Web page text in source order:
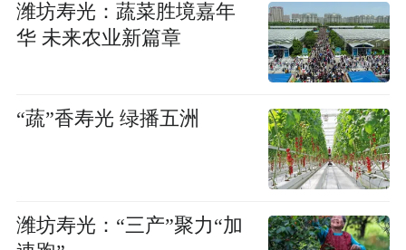
潍坊寿光：蔬菜胜境嘉年
华 未来农业新篇章
“蔬”香寿光 绿播五洲
潍坊寿光：“三产”聚力“加